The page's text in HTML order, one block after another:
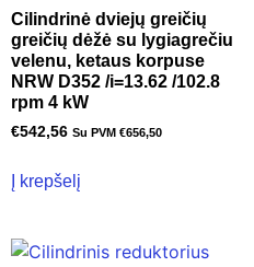
Cilindrinė dviejų greičių
greičių dėžė su lygiagrečiu
velenu, ketaus korpuse
NRW D352 /i=13.62 /102.8
rpm 4 kW
€542,56 Su PVM €656,50
Į krepšelį